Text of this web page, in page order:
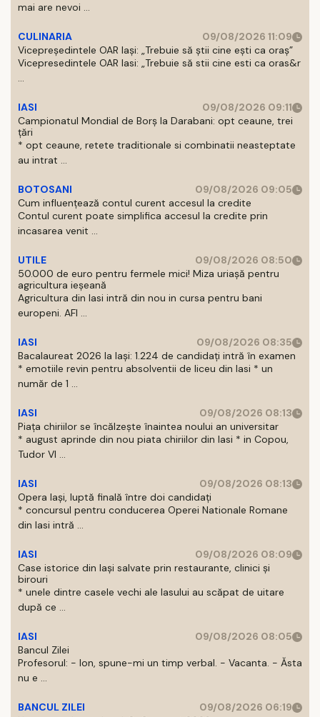
mai are nevoi ...
CULINARIA
09/08/2026 11:09
Vicepreședintele OAR Iași: „Trebuie să știi cine ești ca oraș”
Vicepresedintele OAR Iasi: „Trebuie să stii cine esti ca oras&r
...
IASI
09/08/2026 09:11
Campionatul Mondial de Borș la Darabani: opt ceaune, trei
țări
* opt ceaune, retete traditionale si combinatii neasteptate
au intrat ...
BOTOSANI
09/08/2026 09:05
Cum influențează contul curent accesul la credite
Contul curent poate simplifica accesul la credite prin
incasarea venit ...
UTILE
09/08/2026 08:50
50.000 de euro pentru fermele mici! Miza uriașă pentru
agricultura ieșeană
Agricultura din Iasi intră din nou in cursa pentru bani
europeni. AFI ...
IASI
09/08/2026 08:35
Bacalaureat 2026 la Iași: 1.224 de candidați intră în examen
* emotiile revin pentru absolventii de liceu din Iasi * un
număr de 1 ...
IASI
09/08/2026 08:13
Piața chiriilor se încălzește înaintea noului an universitar
* august aprinde din nou piata chiriilor din Iasi * in Copou,
Tudor Vl ...
IASI
09/08/2026 08:13
Opera Iași, luptă finală între doi candidați
* concursul pentru conducerea Operei Nationale Romane
din Iasi intră ...
IASI
09/08/2026 08:09
Case istorice din Iași salvate prin restaurante, clinici și
birouri
* unele dintre casele vechi ale Iasului au scăpat de uitare
după ce ...
IASI
09/08/2026 08:05
Bancul Zilei
Profesorul: - Ion, spune-mi un timp verbal. - Vacanta. - Ăsta
nu e ...
BANCUL ZILEI
09/08/2026 06:19